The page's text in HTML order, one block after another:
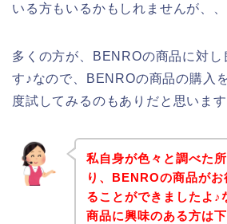
いる方もいるかもしれませんが、、
多くの方が、BENROの商品に対し
す♪なので、BENROの商品の購入
度試してみるのもありだと思いま
私自身が色々と調べた
り、BENROの商品が
ることができましたよ
商品に興味のある方は